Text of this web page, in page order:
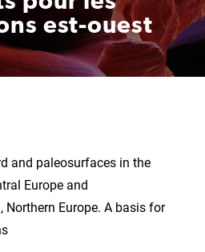
est-ouest
and paleosurfaces in the
Europe and
Northern Europe. A basis for